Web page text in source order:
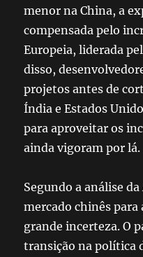
menor na China, a
compensada pelo
Europeia, liderada
disso,
projetos antes de
Índia e Estados
para aproveitar os
ainda vigoram por lá.
Segundo a análise
mercado chinês para
grande incerteza. O
transição na